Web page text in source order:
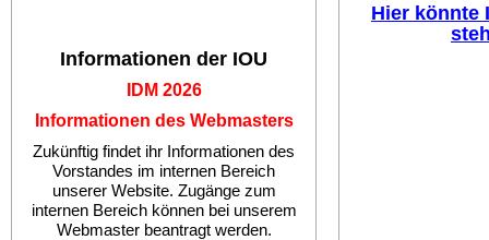
Informationen der IOU
IDM 2026
Informationen des Webmasters
Zukünftig findet ihr Informationen des
Vorstandes im internen Bereich
unserer Website. Zugänge zum
internen Bereich können bei unserem
Webmaster beantragt werden.
Hier könnte